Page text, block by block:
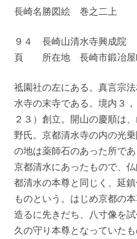
長崎名勝図絵 巻之二上
９４ 長崎山清水寺興成
頁 所在地 長崎市鍛冶
祗園社の左にある。真言宗
水寺の末寺である。境内３
２３）創立。開山の慶順は
野氏。京都清水寺の内の光
の地は薬師石のあった所で
京都清水にあったもので、
都清水の本尊と同じく、延
ものという。はじめ京都の
造るに先きだち、八寸像を
久の守り本尊となっていた